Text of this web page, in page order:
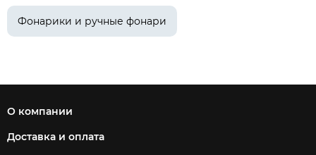
Фонарики и ручные фонари
О компании
Доставка и оплата